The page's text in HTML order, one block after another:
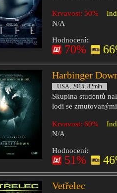
Krvavost: 50%
N/A
Hodnocení:
70%
Harbinger
USA, 2015, 82min
Skupina studentů
lodi se
Krvavost: 60%
N/A
Hodnocení:
51%
Vetřelec